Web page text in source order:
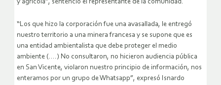
y agrícola”, sentenció el representante de la comunidad.
“Los que hizo la corporación fue una avasallada, le entregó
nuestro territorio a una minera francesa y se supone que es
una entidad ambientalista que debe proteger el medio
ambiente (….) No consultaron, no hicieron audiencia pública
en San Vicente, violaron nuestro principio de información, nos
enteramos por un grupo de Whatsapp”, expresó Isnardo